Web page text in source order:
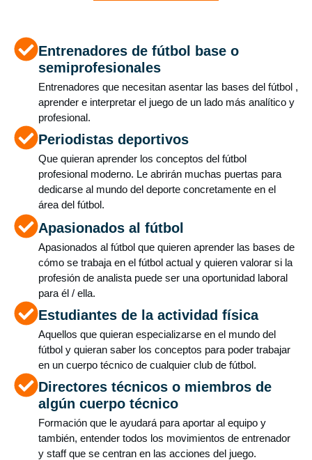
Entrenadores de fútbol base o
semiprofesionales
Entrenadores que necesitan asentar las bases del fútbol ,
aprender e interpretar el juego de un lado más analítico y
profesional.
Periodistas deportivos
Que quieran aprender los conceptos del fútbol
profesional moderno. Le abrirán muchas puertas para
dedicarse al mundo del deporte concretamente en el
área del fútbol.
Apasionados al fútbol
Apasionados al fútbol que quieren aprender las bases de
cómo se trabaja en el fútbol actual y quieren valorar si la
profesión de analista puede ser una oportunidad laboral
para él / ella.
Estudiantes de la actividad física
Aquellos que quieran especializarse en el mundo del
fútbol y quieran saber los conceptos para poder trabajar
en un cuerpo técnico de cualquier club de fútbol.
Directores técnicos o miembros de
algún cuerpo técnico
Formación que le ayudará para aportar al equipo y
también, entender todos los movimientos de entrenador
y staff que se centran en las acciones del juego.